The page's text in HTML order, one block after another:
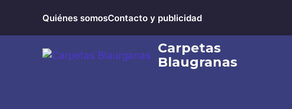
contenido
Quiénes somosContacto y publicidad